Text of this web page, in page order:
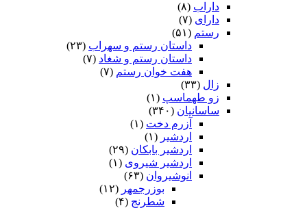
داراب (۸)
دارای (۷)
رستم (۵۱)
داستان رستم و سهراب (۲۳)
داستان رستم و شغاد (۷)
هفت خوان رستم‏ (۷)
زال (۳۳)
زو طهماسپ‏ (۱)
ساسانیان (۳۴۰)
آزرم دخت (۱)
اردشیر (۱)
اردشیر بابکان (۲۹)
اردشیر شیروی (۱)
انوشیروان (۶۳)
بوزرجمهر (۱۲)
شطرنج (۴)